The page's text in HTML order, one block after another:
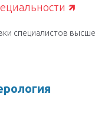
🡽
специалистов